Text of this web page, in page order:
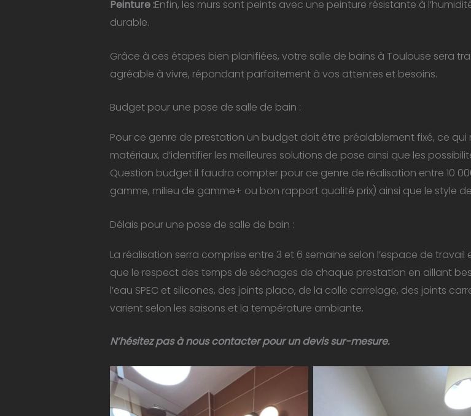
Peinture :Enfin, les murs sont peints avec une peinture résistante à
durable.
Grâce à ces étapes bien planifiées, votre salle de bains à Toulouse sera
agréable à vivre, répondant parfaitement à vos attentes et besoins.
Budget pour une pose de salle de bain :
Pour ce genre de prestation un budget doit être préalablement fixé, ce
matériaux, d’identifier les meilleures solutions de pose ainsi que les
Question budget il faudra compter pour ce genre de réalisation entre 10
gamme, milieu de gamme+ ou bon rapport qualité prix) ainsi que le style
Délais pour une pose de salle de bain :
La réalisation serra comprise entre 3 et 6 semaine selon l’espace de
que le respect des temps de séchages de chaque prestation en aillant
l’eau SPEC et silicones, des joints placo, de la colle carrelage, des joints
varient selon les saisons et la température ambiante.
N’hésitez pas à nous contacter pour un devis sur-mesure.
Rénovation salle de bain